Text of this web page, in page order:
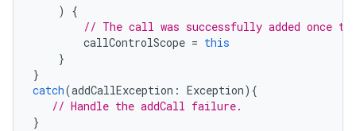
)
{
// The call was successfully added once
callControlScope = this
}
}
catch(addCallException : Exception){
// Handle the addCall failure.
}